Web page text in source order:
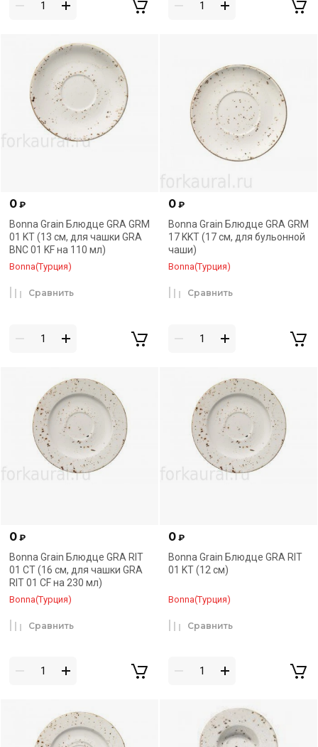
0 ₽
Bonna Grain Блюдце GRA GRM
01 KT (13 см, для чашки GRA
BNC 01 KF на 110 мл)
Bonna(Турция)
Сравнить
0 ₽
Bonna Grain Блюдце GRA GRM
17 KKT (17 см, для бульонной
чаши)
Bonna(Турция)
Сравнить
0 ₽
Bonna Grain Блюдце GRA RIT
01 CT (16 см, для чашки GRA
RIT 01 CF на 230 мл)
Bonna(Турция)
Сравнить
0 ₽
Bonna Grain Блюдце GRA RIT
01 KT (12 см)
Bonna(Турция)
Сравнить